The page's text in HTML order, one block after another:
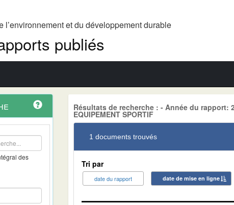
l’environnement et du développement durable
publiés
des
Résultats de recherche : - Année du rapport:
EQUIPEMENT SPORTIF
1 documents trouvés
Tri par
date du rapport date de mise en ligne